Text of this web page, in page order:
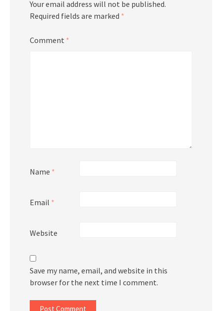
Your email address will not be published.
Required fields are marked *
Comment *
Name *
Email *
Website
Save my name, email, and website in this
browser for the next time I comment.